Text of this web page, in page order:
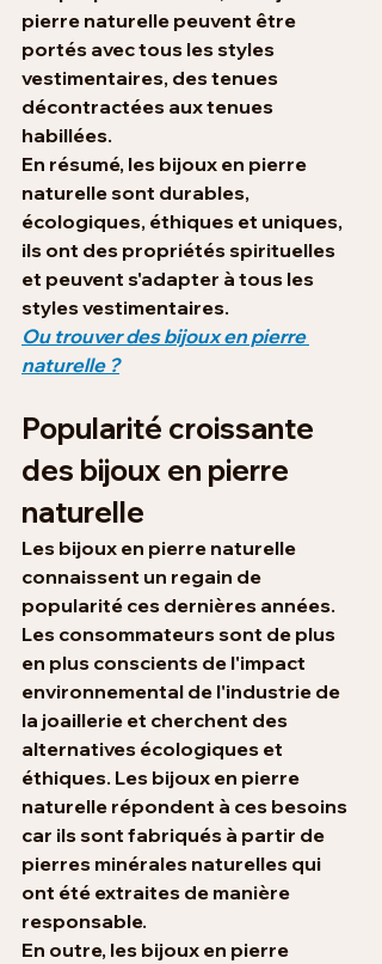
pierre naturelle peuvent être
portés avec tous les styles
vestimentaires, des tenues
décontractées aux tenues
habillées.
En résumé, les bijoux en pierre
naturelle sont durables,
écologiques, éthiques et uniques,
ils ont des propriétés spirituelles
et peuvent s'adapter à tous les
styles vestimentaires.
Ou trouver des bijoux en pierre
naturelle ?
Popularité croissante
des bijoux en pierre
naturelle
Les bijoux en pierre naturelle
connaissent un regain de
popularité ces dernières années.
Les consommateurs sont de plus
en plus conscients de l'impact
environnemental de l'industrie de
la joaillerie et cherchent des
alternatives écologiques et
éthiques. Les bijoux en pierre
naturelle répondent à ces besoins
car ils sont fabriqués à partir de
pierres minérales naturelles qui
ont été extraites de manière
responsable.
En outre, les bijoux en pierre